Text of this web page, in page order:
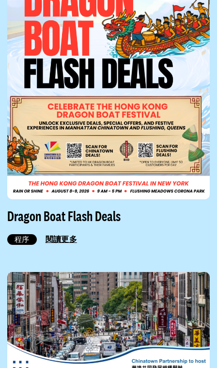
Dragon Boat Flash Deals
程序 閱讀更多